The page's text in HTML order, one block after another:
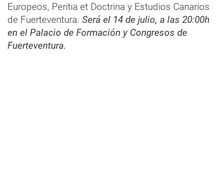
Europeos, Peritia et Doctrina y Estudios Canarios
de Fuerteventura. Será el 14 de julio, a las 20:00h
en el Palacio de Formación y Congresos de
Fuerteventura.